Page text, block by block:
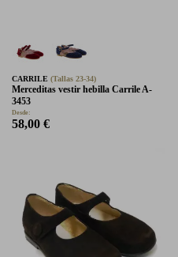
CARRILE (Tallas 23-34)
Merceditas vestir hebilla Carrile A-
3453
Desde:
58,00 €